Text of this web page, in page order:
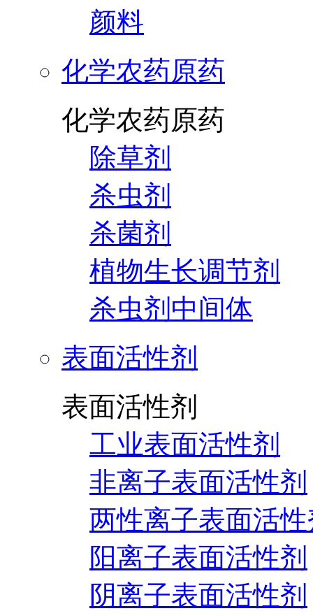
颜料
化学农药原药
化学农药原药
除草剂
杀虫剂
杀菌剂
植物生长调节剂
杀虫剂中间体
表面活性剂
表面活性剂
工业表面活性剂
非离子表面活性剂
两性离子表面活
阳离子表面活性剂
阴离子表面活性剂